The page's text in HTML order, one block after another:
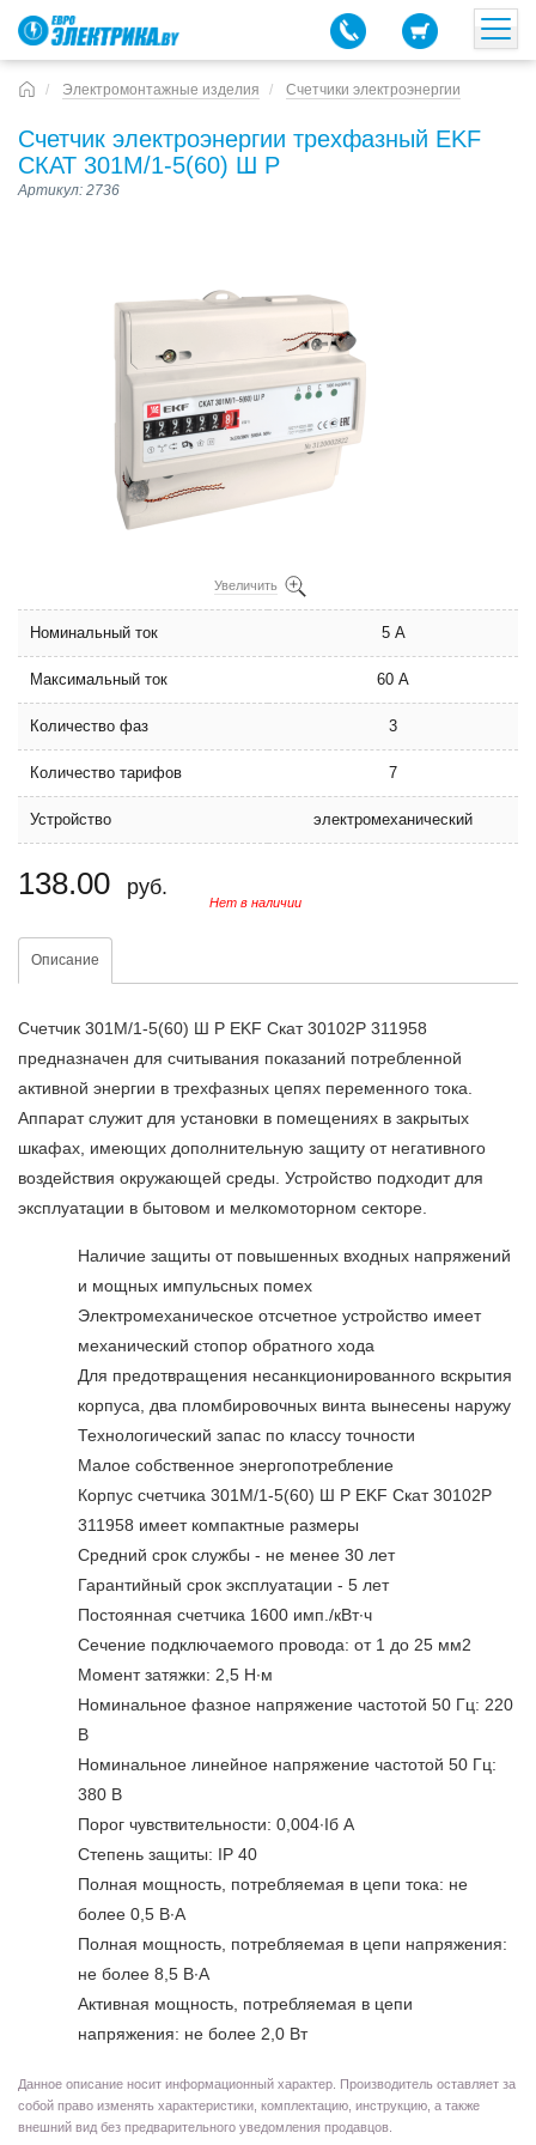
Электромонтажные изделия Счетчики электроэнергии
Счетчик электроэнергии трехфазный EKF
СКАТ 301М/1-5(60) Ш Р
Артикул: 2736
Увеличить
Номинальный ток 5 А
Максимальный ток 60 А
Количество фаз 3
Количество тарифов 7
Устройство электромеханический
138.00 руб.
Нет в наличии
Описание
Счетчик 301М/1-5(60) Ш Р EKF Скат 30102Р 311958
предназначен для считывания показаний потребленной
активной энергии в трехфазных цепях переменного тока.
Аппарат служит для установки в помещениях в закрытых
шкафах, имеющих дополнительную защиту от негативного
воздействия окружающей среды. Устройство подходит для
эксплуатации в бытовом и мелкомоторном секторе.
Наличие защиты от повышенных входных напряжений
и мощных импульсных помех
Электромеханическое отсчетное устройство имеет
механический стопор обратного хода
Для предотвращения несанкционированного вскрытия
корпуса, два пломбировочных винта вынесены наружу
Технологический запас по классу точности
Малое собственное энергопотребление
Корпус счетчика 301М/1-5(60) Ш Р EKF Скат 30102Р
311958 имеет компактные размеры
Средний срок службы - не менее 30 лет
Гарантийный срок эксплуатации - 5 лет
Постоянная счетчика 1600 имп./кВт∙ч
Сечение подключаемого провода: от 1 до 25 мм2
Момент затяжки: 2,5 Н∙м
Номинальное фазное напряжение частотой 50 Гц: 220
В
Номинальное линейное напряжение частотой 50 Гц:
380 В
Порог чувствительности: 0,004∙Іб А
Степень защиты: IP 40
Полная мощность, потребляемая в цепи тока: не
более 0,5 В∙А
Полная мощность, потребляемая в цепи напряжения:
не более 8,5 В∙А
Активная мощность, потребляемая в цепи
напряжения: не более 2,0 Вт
Данное описание носит информационный характер. Производитель оставляет за
собой право изменять характеристики, комплектацию, инструкцию, а также
внешний вид без предварительного уведомления продавцов.